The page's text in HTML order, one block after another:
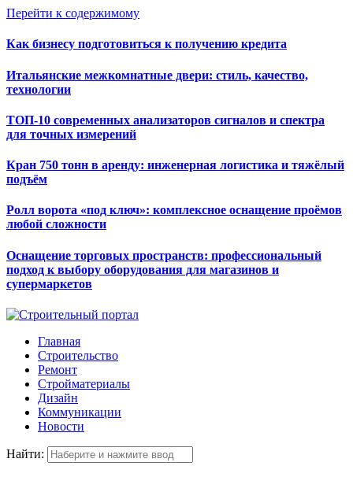
Перейти к содержимому
Как бизнесу подготовиться к получению кредита
Итальянские межкомнатные двери: стиль, качество,
технологии
ТОП-10 современных анализаторов сигналов и спектра
для точных измерений
Кран 750 тонн в аренду: инженерная логистика и тяжёлый
подъём
Ролл ворота «под ключ»: комплексное оснащение проёмов
любой сложности
Оснащение торговых пространств: профессиональный
подход к выбору оборудования для магазинов и
супермаркетов
Главная
Строительство
Ремонт
Стройматериалы
Дизайн
Коммуникации
Новости
Найти: